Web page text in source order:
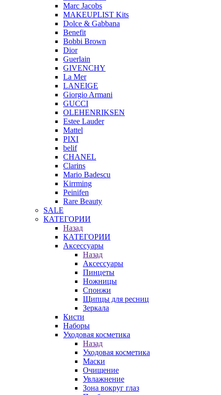
Marc Jacobs
MAKEUPLIST Kits
Dolce & Gabbana
Benefit
Bobbi Brown
Dior
Guerlain
GIVENCHY
La Mer
LANEIGE
Giorgio Armani
GUCCI
OLEHENRIKSEN
Estee Lauder
Mattel
PIXI
belif
CHANEL
Clarins
Mario Badescu
Kirrming
Peinifen
Rare Beauty
SALE
КАТЕГОРИИ
Назад
КАТЕГОРИИ
Аксессуары
Назад
Аксессуары
Пинцеты
Ножницы
Спонжи
Щипцы для ресниц
Зеркала
Кисти
Наборы
Уходовая косметика
Назад
Уходовая косметика
Маски
Очищение
Увлажнение
Зона вокруг глаз